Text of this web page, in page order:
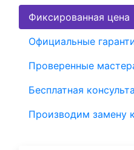
Фиксированная цена
Официальные
Проверенные
Бесплатная
Производим замену